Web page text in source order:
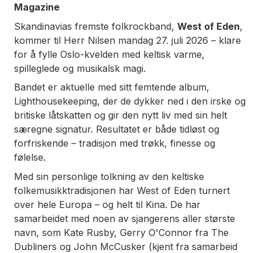
Magazine
Skandinavias fremste folkrockband, West of Eden,
kommer til Herr Nilsen mandag 27. juli 2026 – klare
for å fylle Oslo-kvelden med keltisk varme,
spilleglede og musikalsk magi.
Bandet er aktuelle med sitt femtende album,
Lighthousekeeping, der de dykker ned i den irske og
britiske låtskatten og gir den nytt liv med sin helt
særegne signatur. Resultatet er både tidløst og
forfriskende – tradisjon med trøkk, finesse og
følelse.
Med sin personlige tolkning av den keltiske
folkemusikktradisjonen har West of Eden turnert
over hele Europa – og helt til Kina. De har
samarbeidet med noen av sjangerens aller største
navn, som Kate Rusby, Gerry O'Connor fra The
Dubliners og John McCusker (kjent fra samarbeid